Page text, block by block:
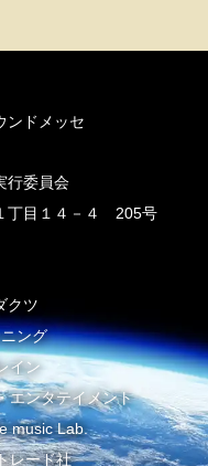
ドメッセ
行委員会
丁目１４－４ 205号
クツ
ニング
イン
エンタテイメント
music Lab.
トレード社